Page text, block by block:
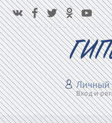
Личный
Вход и